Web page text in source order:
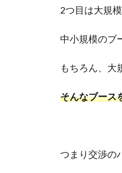
2つ目は大規
中小規模のブ
もちろん、大
そんなブース
つまり交渉の